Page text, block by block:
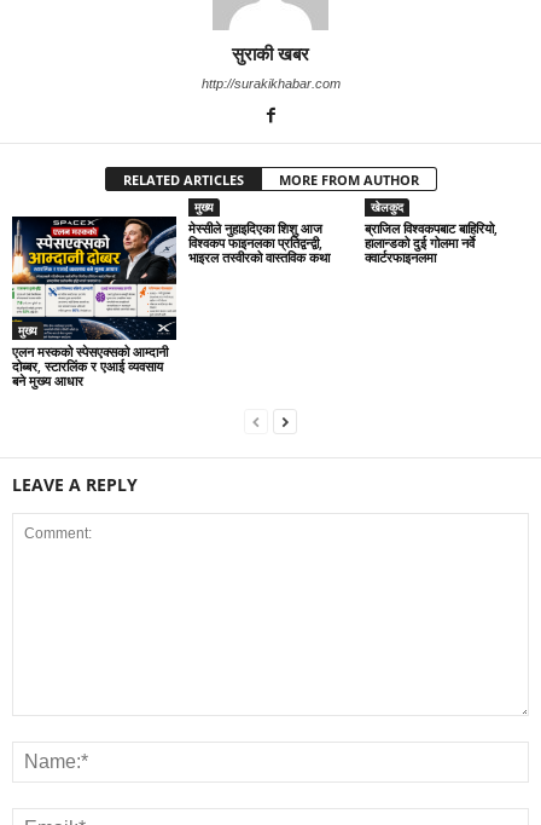
सुराकी खबर
http://surakikhabar.com
RELATED ARTICLES MORE FROM AUTHOR
मुख्य
एलन मस्कको स्पेसएक्सको आम्दानी
दोब्बर, स्टारलिंक र एआई व्यवसाय
बने मुख्य आधार
मुख्य
मेस्सीले नुहाइदिएका शिशु आज
विश्वकप फाइनलका प्रतिद्वन्द्वी,
भाइरल तस्वीरको वास्तविक कथा
खेलकुद
ब्राजिल विश्वकपबाट बाहिरियो,
हालान्डको दुई गोलमा नर्वे
क्वार्टरफाइनलमा
LEAVE A REPLY